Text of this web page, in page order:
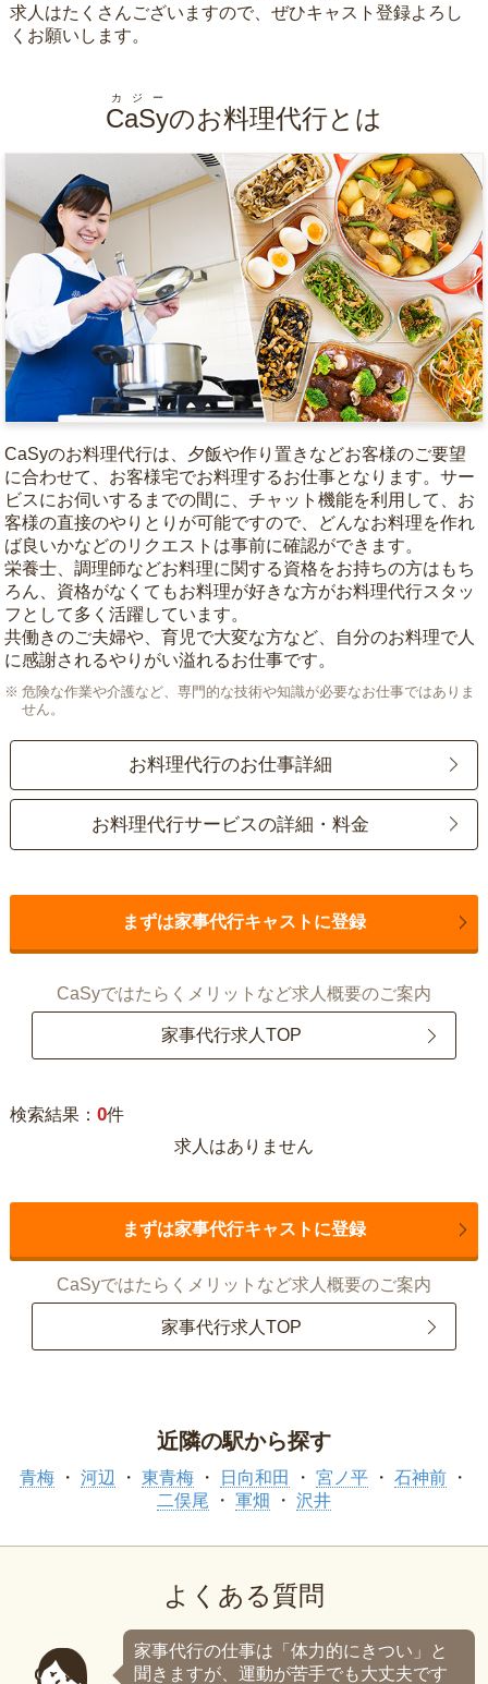
求人はたくさんございますので、ぜひキャスト登録よろし
くお願いします。
CaSy
カジー
のお料理代行とは
CaSyのお料理代行は、夕飯や作り置きなどお客様のご要望
に合わせて、お客様宅でお料理するお仕事となります。サー
ビスにお伺いするまでの間に、チャット機能を利用して、お
客様の直接のやりとりが可能ですので、どんなお料理を作れ
ば良いかなどのリクエストは事前に確認ができます。
栄養士、調理師などお料理に関する資格をお持ちの方はもち
ろん、資格がなくてもお料理が好きな方がお料理代行スタッ
フとして多く活躍しています。
共働きのご夫婦や、育児で大変な方など、自分のお料理で人
に感謝されるやりがい溢れるお仕事です。
危険な作業や介護など、専門的な技術や知識が必要なお仕事ではありま
せん。
お料理代行のお仕事詳細
お料理代行サービスの詳細・料金
まずは家事代行キャストに登録
CaSyではたらくメリットなど求人概要のご案内
家事代行求人TOP
検索結果： 0件
求人はありません
まずは家事代行キャストに登録
CaSyではたらくメリットなど求人概要のご案内
家事代行求人TOP
近隣の駅から探す
青梅 河辺 東青梅 日向和田 宮ノ平
石神前
二俣尾
軍畑 沢井
よくある質問
家事代行の仕事は「体力的にきつい」と
聞きますが、運動が苦手でも大丈夫です